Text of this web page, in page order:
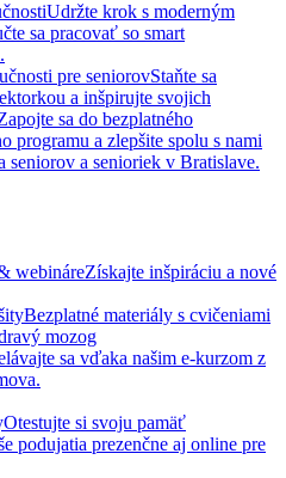
Udržte krok s moderným
sa pracovať so smart
pre seniorovStaňte sa
a inšpirujte svojich
sa do bezplatného
programu a zlepšite spolu s nami
seniorov a senioriek v Bratislave.
webináreZískajte inšpiráciu a nové
Bezplatné materiály s cvičeniami
mozog
sa vďaka našim e-kurzom z
Otestujte si svoju pamäť
podujatia prezenčne aj online pre